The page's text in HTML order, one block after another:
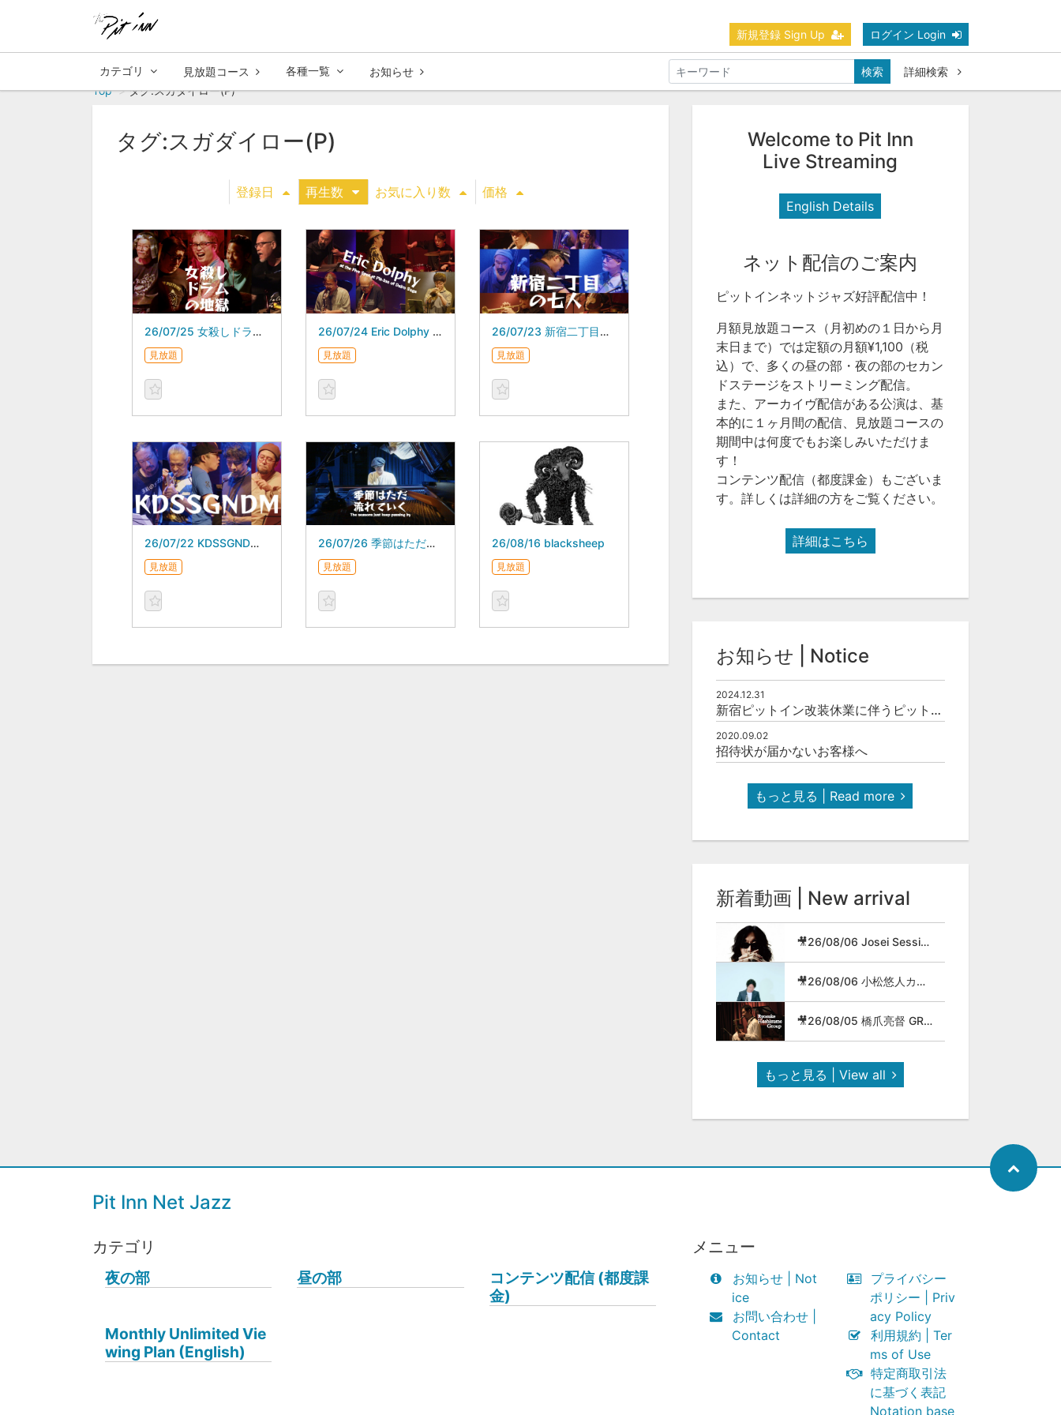
新規登録 Sign Up ログイン Login
カテゴリ 見放題コース 各種一覧 お知らせ 検索
詳細検索
Top
タグ:スガダイロー(P)
タグ:スガダイロー(P)
登録日 再生数 お気に入り数 価格
26/07/25 女殺しドラムの地獄 スガダイロー 5DAYS
見放題
26/07/24 Eric Dolphy at the Five Spot at Pit-Inn of Dairo Suga スガダイロー 5DAYS
見放題
26/07/23 新宿二丁目の七人 スガダイロー 5DAYS
見放題
26/07/22 KDSSGNDM スガダイロー 5DAYS
見放題
26/07/26 季節はただ流れていく スガダイロー 5DAYS
見放題
26/08/16 blacksheep
見放題
Welcome to Pit Inn
Live Streaming
English Details
ネット配信のご案内
ピットインネットジャズ好評配信中！
月額見放題コース（月初めの１日から月
末日まで）では定額の月額¥1,100（税
込）で、多くの昼の部・夜の部のセカン
ドステージをストリーミング配信。
また、アーカイヴ配信がある公演は、基
本的に１ヶ月間の配信、見放題コースの
期間中は何度でもお楽しみいただけま
す！
コンテンツ配信（都度課金）もございま
す。詳しくは詳細の方をご覧ください。
詳細はこちら
お知らせ | Notice
2024.12.31
新宿ピットイン改装休業に伴うピットインネットジャズのご案内
2020.09.02
招待状が届かないお客様へ
もっと見る | Read more
新着動画 | New arrival
🎥26/08/06 Josei Session
🎥26/08/06 小松悠人カルテット
🎥26/08/05 橋爪亮督 GROUP
もっと見る | View all
Pit Inn Net Jazz
カテゴリ
夜の部
昼の部
コンテンツ配信 (都度課
金)
Monthly Unlimited Vie
wing Plan (English)
メニュー
お知らせ | Not
ice
お問い合わせ |
Contact
プライバシー
ポリシー | Priv
acy Policy
利用規約 | Ter
ms of Use
特定商取引法
に基づく表記
Notation base